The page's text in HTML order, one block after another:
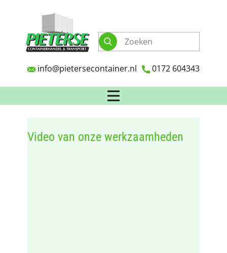
info@pietersecontainer.nl 0172 604343
Video van onze werkzaamheden